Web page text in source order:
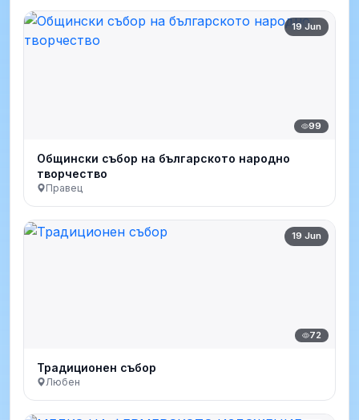
19 Jun
99
Общински събор на българското народно
творчество
Правец
19 Jun
72
Традиционен събор
Любен